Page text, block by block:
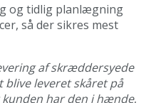
og tidlig planlægning
så der sikres mest
af skræddersyede
blive leveret skåret på
har den i hænde,